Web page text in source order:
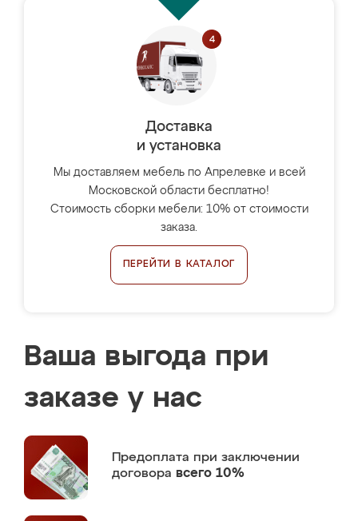
Доставка
и установка
Мы доставляем мебель по Апрелевке и всей
Московской области бесплатно!
Стоимость сборки мебели: 10% от стоимости
заказа.
ПЕРЕЙТИ В КАТАЛОГ
Ваша выгода при
заказе у нас
Предоплата при заключении
договора всего 10%